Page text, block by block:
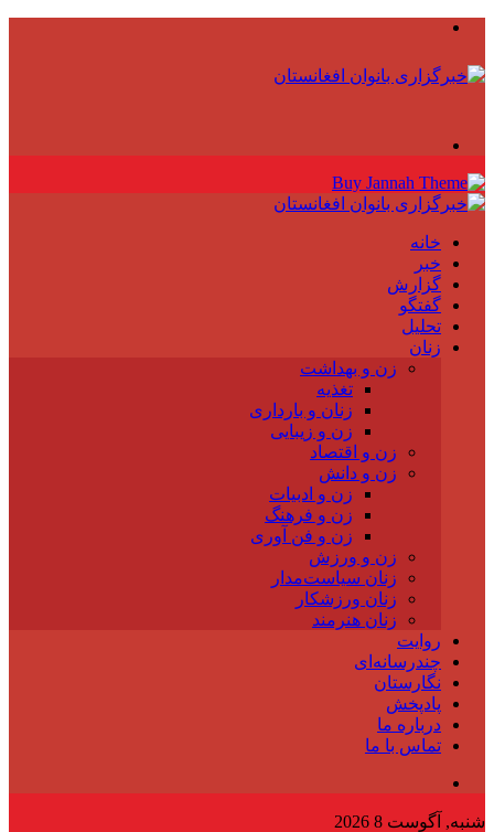
خانه
خبر
گزارش
گفتگو
تحلیل
زنان
زن و بهداشت
تغذیه
زنان و بارداری
زن و زیبایی
زن و اقتصاد
زن و دانش
زن و ادبیات
زن و فرهنگ
زن و فن آوری
زن و ورزش
زنان سیاست‌مدار
زنان ورزشکار
زنان هنرمند
روایت
چندرسانه‌ای
نگارستان
پادپخش
درباره ما
تماس با ما
شنبه, آگوست 8 2026